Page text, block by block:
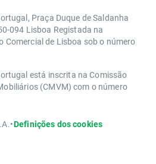
Praça Duque de Saldanha
094 Lisboa Registada na
Comercial de Lisboa sob o número
está inscrita na Comissão
(CMVM) com o número
•Definições dos cookies